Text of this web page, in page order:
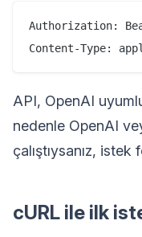
Authorization:
API, OpenAI
nedenle OpenAI
çalıştıysanız, istek
cURL ile ilk